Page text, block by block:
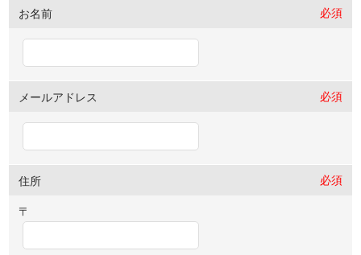
お名前 必須
メールアドレス 必須
住所 必須
〒